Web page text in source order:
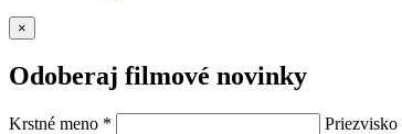
×
Odoberaj filmové novinky
Krstné meno * Priezvisko